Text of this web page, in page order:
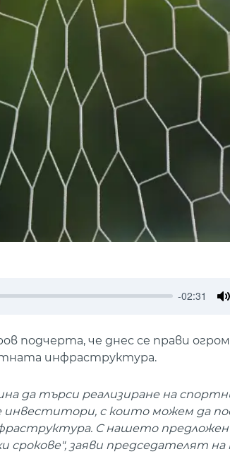
-02:31
че днес се прави
инфраструктура.
да търси реализиране на
инвеститори, с които можем да
С нашето
заяви председателят